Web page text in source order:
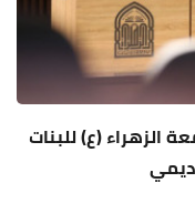
الزهراء (ع) للبنات